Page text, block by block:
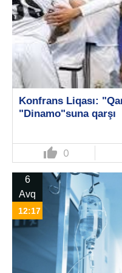
Konfrans Liqası:
"Dinamo"suna qarşı
thumb_up 0
6
Avq
12:17